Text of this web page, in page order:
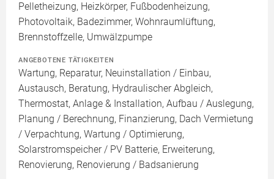
Pelletheizung, Heizkörper, Fußbodenheizung,
Photovoltaik, Badezimmer, Wohnraumlüftung,
Brennstoffzelle, Umwälzpumpe
ANGEBOTENE TÄTIGKEITEN
Wartung, Reparatur, Neuinstallation / Einbau,
Austausch, Beratung, Hydraulischer Abgleich,
Thermostat, Anlage & Installation, Aufbau / Auslegung,
Planung / Berechnung, Finanzierung, Dach Vermietung
/ Verpachtung, Wartung / Optimierung,
Solarstromspeicher / PV Batterie, Erweiterung,
Renovierung, Renovierung / Badsanierung